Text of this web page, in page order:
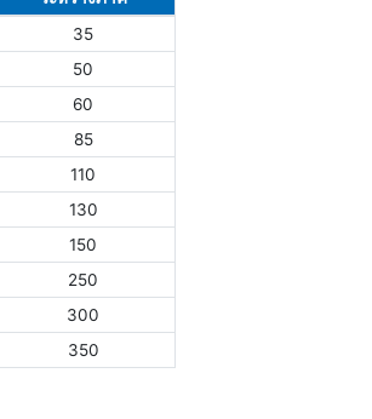
35
50
60
85
110
130
150
250
300
350